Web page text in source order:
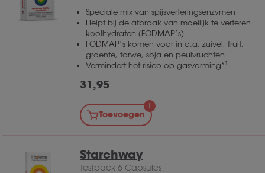
Speciale mix van spijsverteringsenzymen
Helpt bij de afbraak van moeilijk te verteren
koolhydraten (FODMAP’s)
FODMAP’s komen voor in o.a. zuivel, fruit,
groente, tarwe, soja en peulvruchten
Vermindert het risico op gasvorming*1
31,95
Toevoegen
Starchway
Testpack 6 Capsules